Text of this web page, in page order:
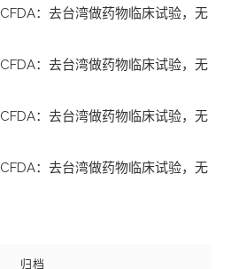
CFDA：去台湾做药物临床试验，无
CFDA：去台湾做药物临床试验，无
CFDA：去台湾做药物临床试验，无
CFDA：去台湾做药物临床试验，无
归档